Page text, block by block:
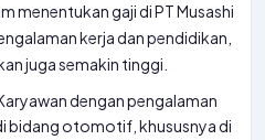
menentukan gaji di PT Musashi
kerja dan pendidikan,
juga semakin tinggi.
dengan pengalaman
bidang otomotif, khususnya di